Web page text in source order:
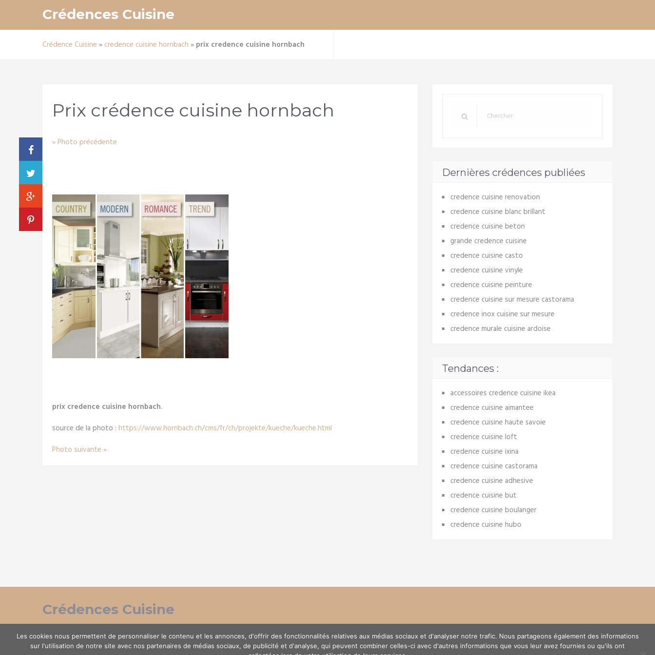
Crédences Cuisine
Crédence Cuisine » credence cuisine hornbach » prix credence cuisine hornbach
Prix crédence cuisine hornbach
« Photo précédente
prix credence cuisine hornbach.
source de la photo : https://www.hornbach.ch/cms/fr/ch/projekte/kueche/kueche.html
Photo suivante »
Dernières crédences publiées
credence cuisine renovation
credence cuisine blanc brillant
credence cuisine beton
grande credence cuisine
credence cuisine casto
credence cuisine vinyle
credence cuisine peinture
credence cuisine sur mesure castorama
credence inox cuisine sur mesure
credence murale cuisine ardoise
Tendances :
accessoires credence cuisine ikea
credence cuisine aimantee
credence cuisine haute savoie
credence cuisine loft
credence cuisine ixina
credence cuisine castorama
credence cuisine adhesive
credence cuisine but
credence cuisine boulanger
credence cuisine hubo
Crédences Cuisine
Les cookies nous permettent de personnaliser le contenu et les annonces, d'offrir des fonctionnalités relatives aux médias sociaux et d'analyser notre trafic. Nous partageons également des informations
sur l'utilisation de notre site avec nos partenaires de médias sociaux, de publicité et d'analyse, qui peuvent combiner celles-ci avec d'autres informations que vous leur avez fournies ou qu'ils ont